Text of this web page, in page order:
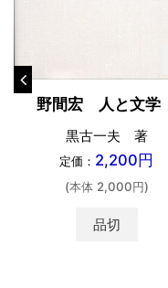
野間宏 人と文学
黒古一夫 著
定価： 2,200円
(本体 2,000円)
品切